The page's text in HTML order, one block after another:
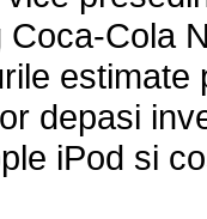
Coca-Cola
depasi
iPod si